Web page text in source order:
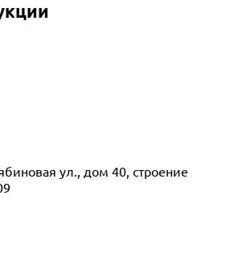
ул., дом 40, строение